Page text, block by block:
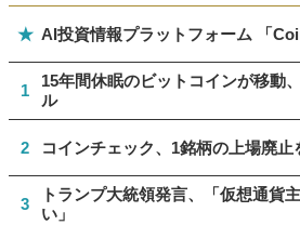
★ AI投資情報プラットフォーム 「
1
15年間休眠のビットコインが移動
ル
2 コインチェック、1銘柄の上場廃止
3
トランプ大統領発言、「仮想通貨
い」